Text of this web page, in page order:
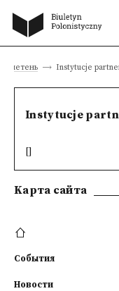
Instytucje
Instytucje
[]
Kарта сайта
События
Новости